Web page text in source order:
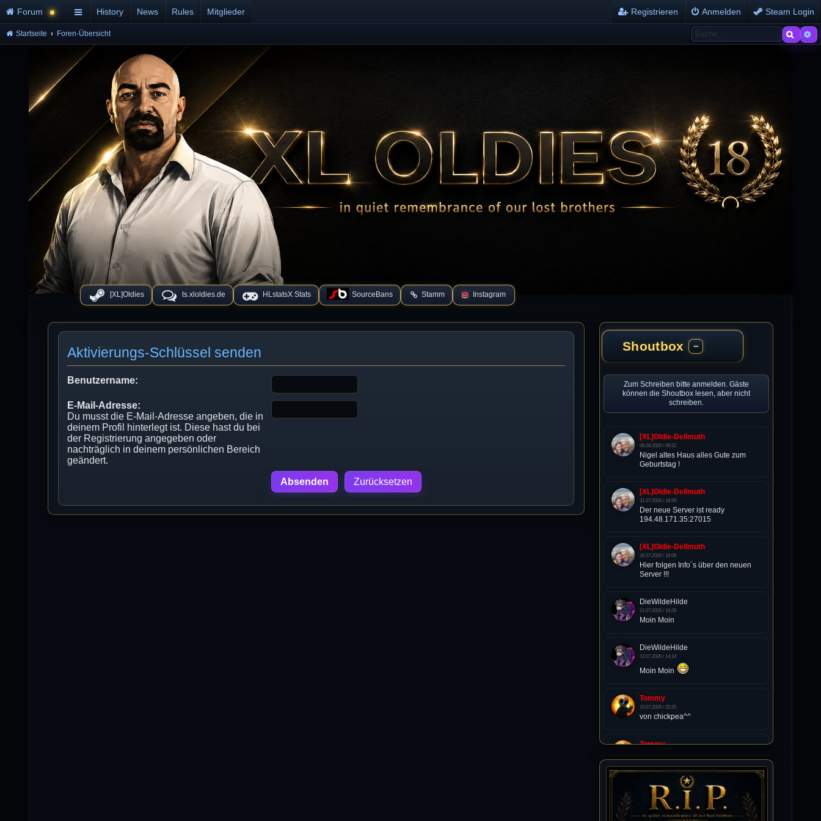
[XL]Oldies ts.xloldies.de HLstatsX Stats SourceBans Stamm Instagram
Forum History News Rules Mitglieder Steam Login
Anmelden
Registrieren
Startseite Foren-Übersicht Suche
Aktivierungs-Schlüssel senden
Benutzername:
E-Mail-Adresse:
Du musst die E-Mail-Adresse angeben, die in
deinem Profil hinterlegt ist. Diese hast du bei
der Registrierung angegeben oder
nachträglich in deinem persönlichen Bereich
geändert.
Shoutbox −
Zum Schreiben bitte anmelden. Gäste
können die Shoutbox lesen, aber nicht
schreiben.
[XL]Oldie-Dellmuth
08.08.2026 / 09:22
Nigel altes Haus alles Gute zum
Geburtstag !
[XL]Oldie-Dellmuth
31.07.2026 / 18:59
Der neue Server ist ready
194.48.171.35:27015
[XL]Oldie-Dellmuth
30.07.2026 / 16:08
Hier folgen Info´s über den neuen
Server !!!
DieWildeHilde
21.07.2026 / 10:28
Moin Moin
DieWildeHilde
12.07.2026 / 14:14
Moin Moin
Tommy
10.07.2026 / 22:25
von chickpea^^
Tommy
Letzte Aktivität:
27. Dez 2023, 22:48
DieWildeHilde
10.07.2026 / 12:48